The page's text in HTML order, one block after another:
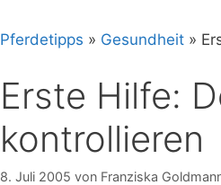
Pferdetipps » Gesundheit »
Erste Hilfe:
kontrollieren
8. Juli 2005 von Franziska